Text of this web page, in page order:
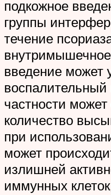
подкожное
группы
течение
введение может
воспалительный
частности может
количество
при
может
излишней
иммунных